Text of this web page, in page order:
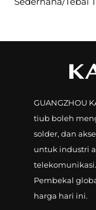
GUANGZHOU
tiub boleh
solder, dan
untuk industri
telekomunikasi.
Pembekal
harga hari ini.